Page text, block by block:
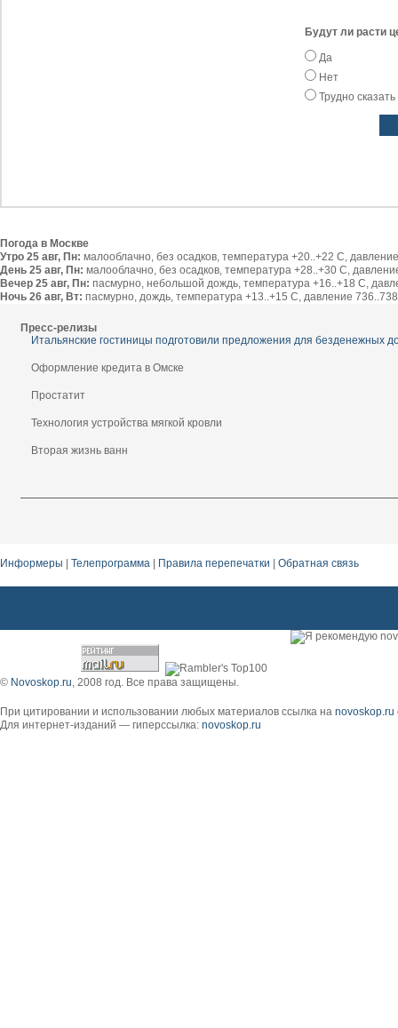
Будут ли расти
Да
Нет
Трудно сказать
Погода в Москве
Утро 25 авг, Пн: малооблачно, без осадков, температура +20..+22 С,
День 25 авг, Пн: малооблачно, без осадков, температура +28..+30 С,
Вечер 25 авг, Пн: пасмурно, небольшой дождь, температура +16..+18 С,
Ночь 26 авг, Вт: пасмурно, дождь, температура +13..+15 С, давление
Пресс-релизы
Итальянские гостиницы подготовили предложения для безденежных
Оформление кредита в Омске
Простатит
Технология устройства мягкой кровли
Вторая жизнь ванн
Информеры Телепрограмма Правила перепечатки Обратная связь
© Novoskop.ru, 2008 год. Все права защищены.
При цитировании и использовании любых материалов ссылка на novoskop.ru
Для интернет-изданий — гиперссылка: novoskop.ru